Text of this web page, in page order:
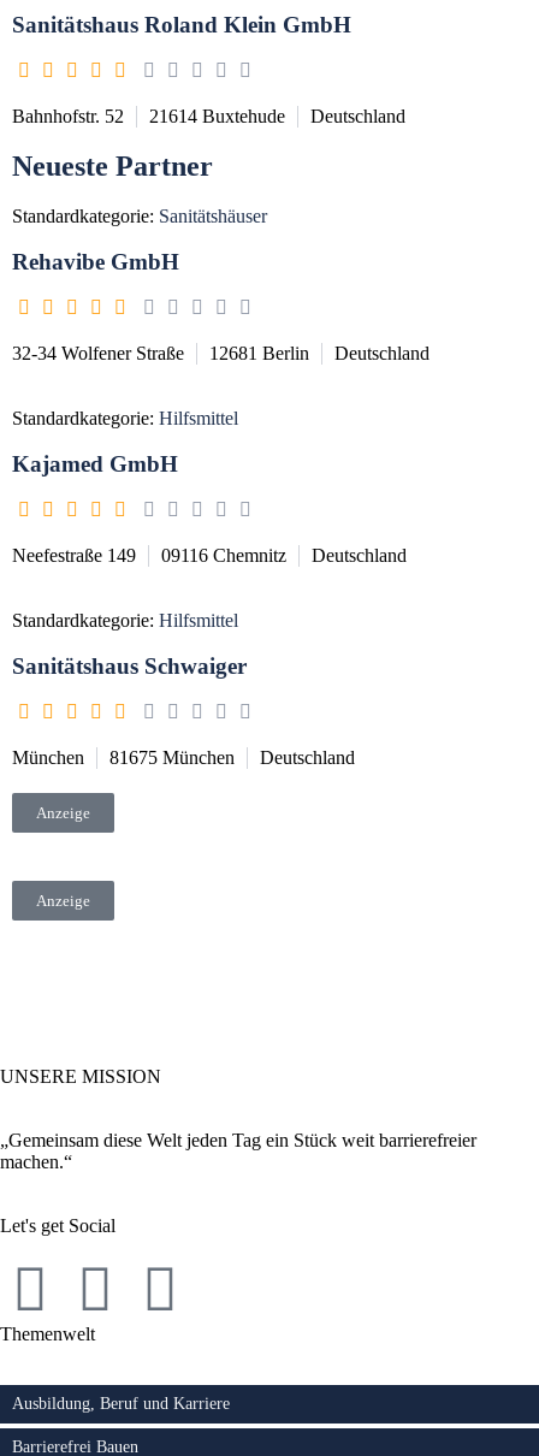
Sanitätshaus Roland Klein GmbH
Bahnhofstr. 52 21614 Buxtehude Deutschland
Neueste Partner
Standardkategorie: Sanitätshäuser
Rehavibe GmbH
32-34 Wolfener Straße 12681 Berlin Deutschland
Standardkategorie: Hilfsmittel
Kajamed GmbH
Neefestraße 149 09116 Chemnitz Deutschland
Standardkategorie: Hilfsmittel
Sanitätshaus Schwaiger
München 81675 München Deutschland
Anzeige
Anzeige
UNSERE MISSION
„Gemeinsam diese Welt jeden Tag ein Stück weit barrierefreier
machen.“
Let's get Social
Themenwelt
Ausbildung, Beruf und Karriere
Barrierefrei Bauen